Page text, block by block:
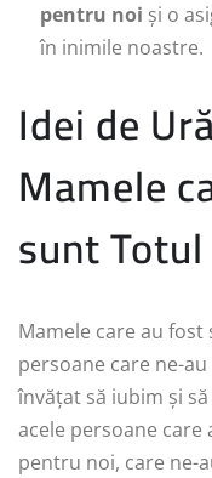
pentru noi și o
în inimile noastre.
Idei de
Mamele
sunt
Mamele care au
persoane care ne-
învățat să iubim și
acele persoane
pentru noi, care ne-